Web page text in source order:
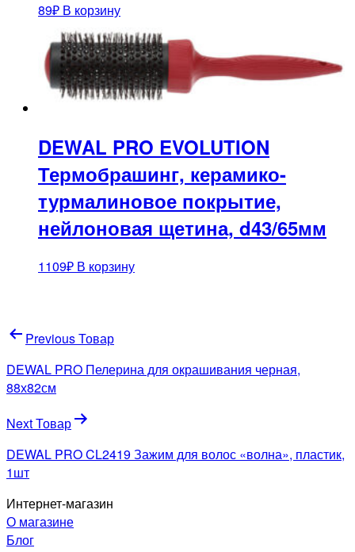
89₽ В корзину
DEWAL PRO EVOLUTION
Термобрашинг, керамико-
турмалиновое покрытие,
нейлоновая щетина, d43/65мм
1109₽ В корзину
Навигация
по
записям
Previous Товар
DEWAL PRO Пелерина для окрашивания черная,
88х82см
Next Товар
DEWAL PRO CL2419 Зажим для волос «волна», пластик,
1шт
Интернет-магазин
О магазине
Блог